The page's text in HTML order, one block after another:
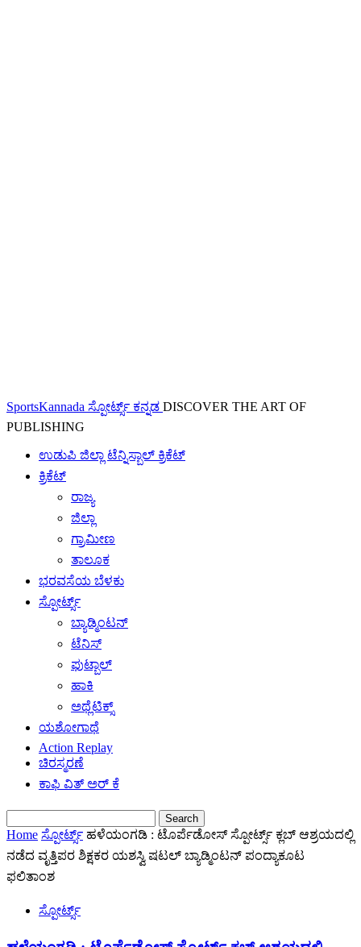
SportsKannada ಸ್ಪೋರ್ಟ್ಸ್ ಕನ್ನಡ DISCOVER THE ART OF
PUBLISHING
ಉಡುಪಿ ಜಿಲ್ಲಾ ಟೆನ್ನಿಸ್ಬಾಲ್ ಕ್ರಿಕೆಟ್
ಕ್ರಿಕೆಟ್
ರಾಜ್ಯ
ಜಿಲ್ಲಾ
ಗ್ರಾಮೀಣ
ತಾಲೂಕ
ಭರವಸೆಯ ಬೆಳಕು
ಸ್ಪೋರ್ಟ್ಸ್
ಬ್ಯಾಡ್ಮಿಂಟನ್
ಟೆನಿಸ್
ಫುಟ್ಬಾಲ್
ಹಾಕಿ
ಅಥ್ಲೆಟಿಕ್ಸ್
ಯಶೋಗಾಥೆ
Action Replay
ಚಿರಸ್ಮರಣೆ
ಕಾಫಿ ವಿತ್ ಅರ್ ಕೆ
Home ಸ್ಪೋರ್ಟ್ಸ್ ಹಳೆಯಂಗಡಿ : ಟೊರ್ಪೆಡೋಸ್ ಸ್ಪೋರ್ಟ್ಸ್ ಕ್ಲಬ್ ಆಶ್ರಯದಲ್ಲಿ
ನಡೆದ ವೃತ್ತಿಪರ ಶಿಕ್ಷಕರ ಯಶಸ್ವಿ‌ ಷಟಲ್ ಬ್ಯಾಡ್ಮಿಂಟನ್ ಪಂದ್ಯಾಕೂಟ
ಫಲಿತಾಂಶ
ಸ್ಪೋರ್ಟ್ಸ್